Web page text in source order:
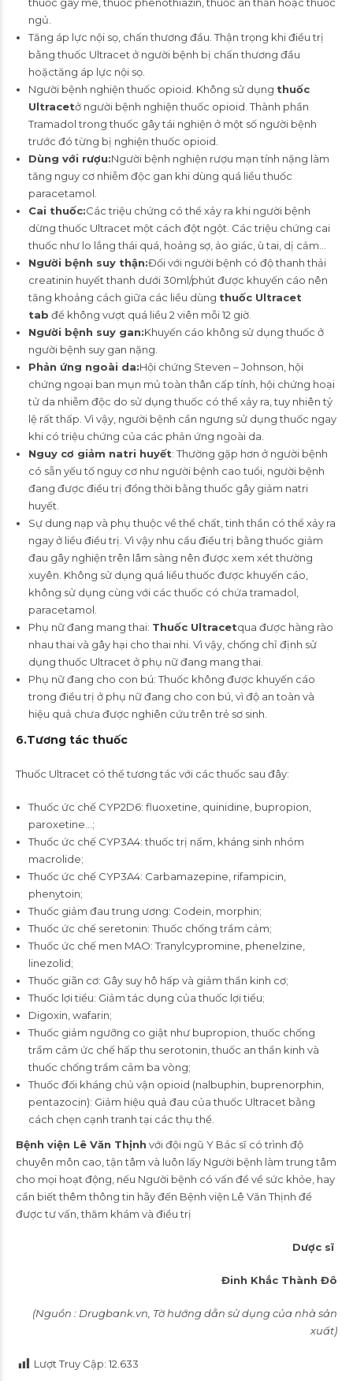
ngủ.
Tăng áp lực nội sọ, chấn thương đầu. Thận trọng khi điều trị
bằng thuốc Ultracet ở người bệnh bị chấn thương đầu
hoặctăng áp lực nội sọ.
Người bệnh nghiện thuốc opioid. Không sử dụng thuốc
Ultracetở người bệnh nghiện thuốc opioid. Thành phần
Tramadol trong thuốc gây tái nghiện ở một số người bệnh
trước đó từng bị nghiện thuốc opioid.
Dùng với rượu:Người bệnh nghiện rượu mạn tính nặng làm
tăng nguy cơ nhiễm độc gan khi dùng quá liều thuốc
paracetamol.
Cai thuốc:Các triệu chứng có thể xảy ra khi người bệnh
dừng thuốc Ultracet một cách đột ngột. Các triệu chứng cai
thuốc như lo lắng thái quá, hoảng sợ, ảo giác, ù tai, dị cảm…
Người bệnh suy thận:Đối với người bệnh có độ thanh thải
creatinin huyết thanh dưới 30ml/phút được khuyến cáo nên
tăng khoảng cách giữa các liều dùng thuốc Ultracet
tab để không vượt quá liều 2 viên mỗi 12 giờ.
Người bệnh suy gan:Khuyến cáo không sử dụng thuốc ở
người bệnh suy gan nặng.
Phản ứng ngoài da:Hội chứng Steven – Johnson, hội
chứng ngoại ban mụn mủ toàn thân cấp tính, hội chứng hoại
tử da nhiễm độc do sử dụng thuốc có thể xảy ra, tuy nhiên tỷ
lệ rất thấp. Vì vậy, người bệnh cần ngưng sử dụng thuốc ngay
khi có triệu chứng của các phản ứng ngoài da.
Nguy cơ giảm natri huyết: Thường gặp hơn ở người bệnh
có sẵn yếu tố nguy cơ như người bệnh cao tuổi, người bệnh
đang được điều trị đồng thời bằng thuốc gây giảm natri
huyết.
Sự dung nạp và phụ thuộc về thể chất, tinh thần có thể xảy ra
ngay ở liều điều trị. Vì vậy nhu cầu điều trị bằng thuốc giảm
đau gây nghiện trên lâm sàng nên được xem xét thường
xuyên. Không sử dụng quá liều thuốc được khuyến cáo,
không sử dụng cùng với các thuốc có chứa tramadol,
paracetamol.
Phụ nữ đang mang thai: Thuốc Ultracetqua được hàng rào
nhau thai và gây hại cho thai nhi. Vì vậy, chống chỉ định sử
dụng thuốc Ultracet ở phụ nữ đang mang thai.
Phụ nữ đang cho con bú: Thuốc không được khuyến cáo
trong điều trị ở phụ nữ đang cho con bú, vì độ an toàn và
hiệu quả chưa được nghiên cứu trên trẻ sơ sinh.
6.Tương tác thuốc
Thuốc Ultracet có thể tương tác với các thuốc sau đây:
Thuốc ức chế CYP2D6: fluoxetine, quinidine, bupropion,
paroxetine…;
Thuốc ức chế CYP3A4: thuốc trị nấm, kháng sinh nhóm
macrolide;
Thuốc ức chế CYP3A4: Carbamazepine, rifampicin,
phenytoin;
Thuốc giảm đau trung ương: Codein, morphin;
Thuốc ức chế seretonin: Thuốc chống trầm cảm;
Thuốc ức chế men MAO: Tranylcypromine, phenelzine,
linezolid;
Thuốc giãn cơ: Gây suy hô hấp và giảm thần kinh cơ;
Thuốc lợi tiểu: Giảm tác dụng của thuốc lợi tiểu;
Digoxin, wafarin;
Thuốc giảm ngưỡng co giật như bupropion, thuốc chống
trầm cảm ức chế hấp thu serotonin, thuốc an thần kinh và
thuốc chống trầm cảm ba vòng;
Thuốc đối kháng chủ vận opioid (nalbuphin, buprenorphin,
pentazocin): Giảm hiệu quả đau của thuốc Ultracet bằng
cách chẹn cạnh tranh tại các thụ thể.
Bệnh viện Lê Văn Thịnh với đội ngũ Y Bác sĩ có trình độ
chuyên môn cao, tận tâm và luôn lấy Người bệnh làm trung tâm
cho mọi hoạt động, nếu Người bệnh có vấn đề về sức khỏe, hay
cần biết thêm thông tin hãy đến Bệnh viện Lê Văn Thịnh để
được tư vấn, thăm khám và điều trị
Dược sĩ
Đinh Khắc Thành Đô
(Nguồn : Drugbank.vn, Tờ hướng dẫn sử dụng của nhà sản
xuất)
Lượt Truy Cập: 12.633